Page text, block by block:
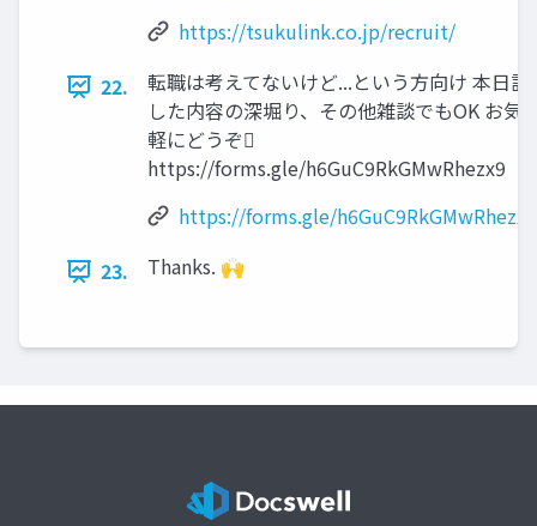
https://tsukulink.co.jp/recruit/
22.
転職は考えてないけど...という⽅向け 本⽇話
した内容の深堀り、その他雑談でもOK お気
軽にどうぞ󰢨
https://forms.gle/h6GuC9RkGMwRhezx9
https://forms.gle/h6GuC9RkGMwRhezx9
23.
Thanks. 🙌